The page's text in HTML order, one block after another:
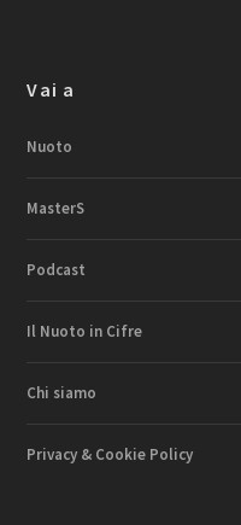
Vai a
Nuoto
MasterS
Podcast
Il Nuoto in Cifre
Chi siamo
Privacy & Cookie Policy